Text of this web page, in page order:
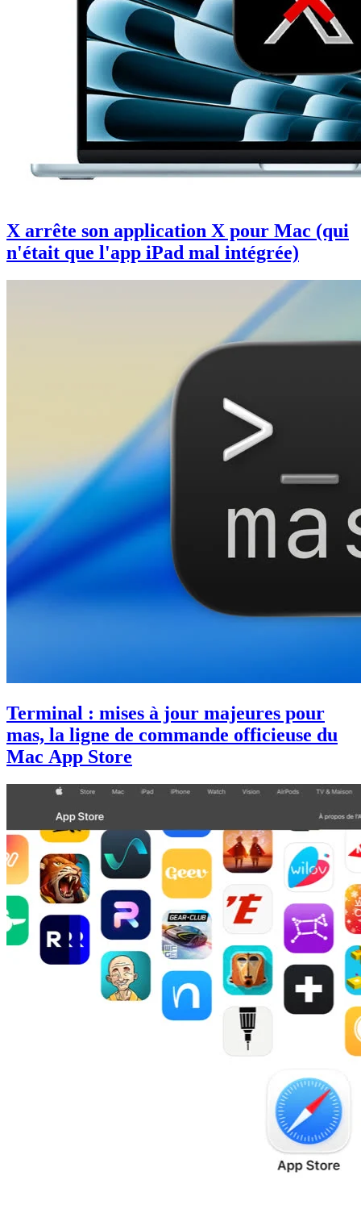
X arrête son application X pour Mac (qui
n'était que l'app iPad mal intégrée)
Terminal : mises à jour majeures pour
mas, la ligne de commande officieuse du
Mac App Store